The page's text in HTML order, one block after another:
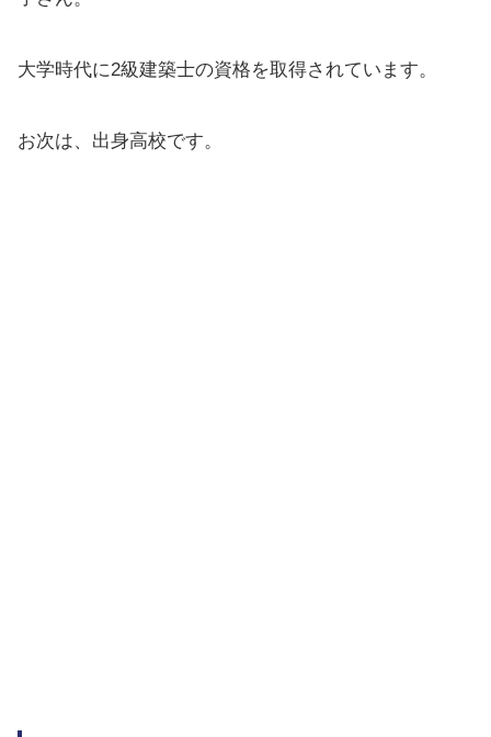
大学時代に2級建築士の資格を取得されています。
お次は、出身高校です。